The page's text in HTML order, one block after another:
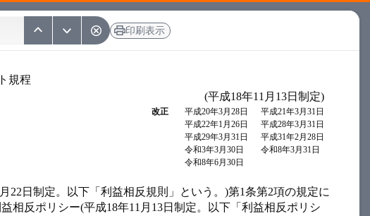
印刷表示
規程
(平成18年11月13日制定)
改正 平成20年3月28日
平成21年3月31日
平成22年1月26日
平成28年3月31日
平成29年3月31日
平成31年2月28日
令和3年3月30日
令和8年3月31日
令和8年6月30日
22日制定。以下「利益相反規則」という。)第1条第2項の規定に
相反ポリシー(平成18年11月13日制定。以下「利益相反ポリシ